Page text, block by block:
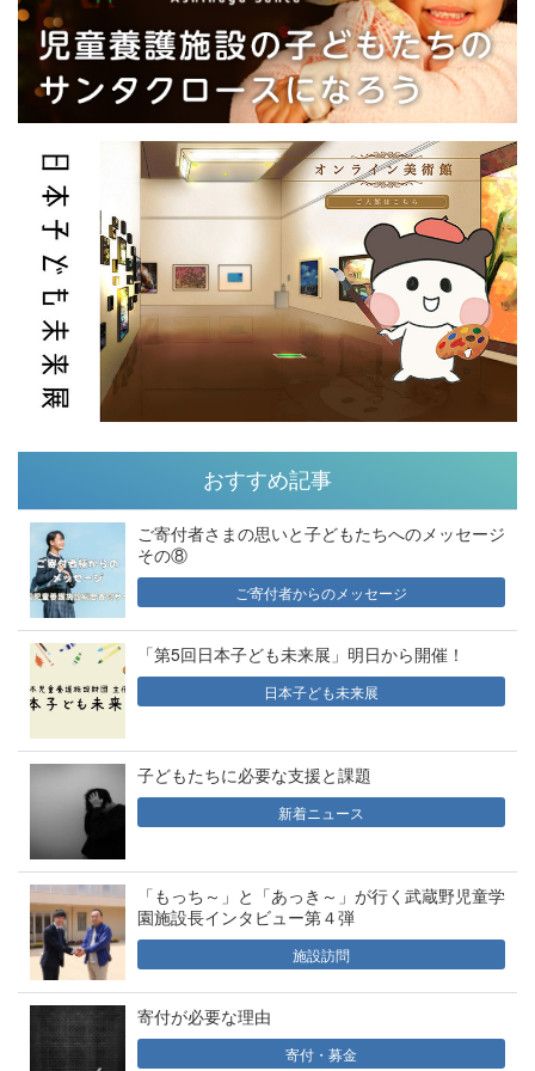
おすすめ記事
ご寄付者さまの思いと子どもたちへのメッセージ
その⑧
ご寄付者からのメッセージ
「第5回日本子ども未来展」明日から開催！
日本子ども未来展
子どもたちに必要な支援と課題
新着ニュース
「もっち～」と「あっき～」が行く武蔵野児童学
園施設長インタビュー第４弾
施設訪問
寄付が必要な理由
寄付・募金